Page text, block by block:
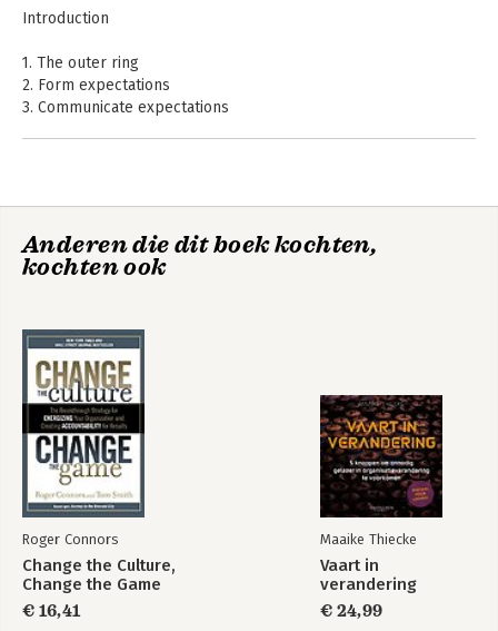
Introduction
1. The outer ring
2. Form expectations
3. Communicate expectations
9. Assess accountability
10. Consider culture
Appendix
Index
Anderen die dit boek kochten,
kochten ook
Roger Connors
Change the Culture,
Change the Game
€ 16,41
Maaike Thiecke
Vaart in
verandering
€ 24,99